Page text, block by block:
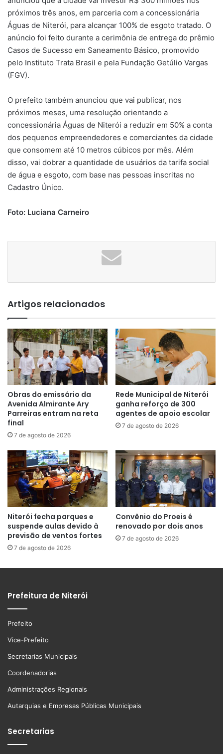
próximos três anos, em parceria com a concessionária
Águas de Niterói, para alcançar 100% de esgoto tratado. O
anúncio foi feito durante a cerimônia de entrega do prêmio
Casos de Sucesso em Saneamento Básico, promovido
pelo Instituto Trata Brasil e pela Fundação Getúlio Vargas
(FGV).
O prefeito também anunciou que vai publicar, nos
próximos meses, uma resolução orientando a
concessionária Águas de Niterói a reduzir em 50% a conta
dos pequenos empreendedores e comerciantes da cidade
que consomem até 10 metros cúbicos por mês. Além
disso, vai dobrar a quantidade de usuários da tarifa social
de água e esgoto, com base nas pessoas inscritas no
Cadastro Único.
Foto: Luciana Carneiro
Artigos relacionados
Obras do emissário da
Avenida Almirante Ary
Parreiras entram na reta
final
7 de agosto de 2026
Rede Municipal de Niterói
ganha reforço de 300
agentes de apoio escolar
7 de agosto de 2026
Niterói fecha parques e
suspende aulas devido à
previsão de ventos fortes
7 de agosto de 2026
Convênio do Proeis é
renovado por dois anos
7 de agosto de 2026
Prefeitura de Niterói
Prefeito
Vice-Prefeito
Secretarias Municipais
Coordenadorias
Administrações Regionais
Autarquias e Empresas Públicas Municipais
Secretarias